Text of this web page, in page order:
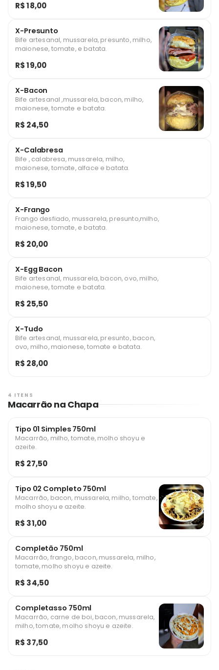
R$ 18,00
X-Presunto
Bife artesanal, mussarela, presunto, milho,
maionese, tomate, e batata.
R$ 19,00
X-Bacon
Bife artesanal ,mussarela, bacon, milho,
maionese, tomate e batata.
R$ 24,50
X-Calabresa
Bife , calabresa, mussarela, milho,
maionese, tomate, alface e batata.
R$ 19,50
X-Frango
Frango desfiado, mussarela, presunto,milho,
maionese, tomate, e batata.
R$ 20,00
X-Egg Bacon
Bife artesanal, mussarela, bacon, ovo, milho,
maionese, tomate e batata.
R$ 25,50
X-Tudo
Bife artesanal, mussarela, presunto, bacon,
ovo, milho, maionese, tomate e batata.
R$ 28,00
4 ITENS
Macarrão na Chapa
Tipo 01 Simples 750ml
Macarrão, milho, tomate, molho shoyu e
azeite.
R$ 27,50
Tipo 02 Completo 750ml
Macarrão, bacon, mussarela, milho, tomate,
molho shoyu e azeite.
R$ 31,00
Completão 750ml
Macarrão, frango, bacon, mussarela, milho,
tomate, molho shoyu e azeite.
R$ 34,50
Completasso 750ml
Macarrão, carne de boi, bacon, mussarela,
milho, tomate, molho shoyu e azeite.
R$ 37,50